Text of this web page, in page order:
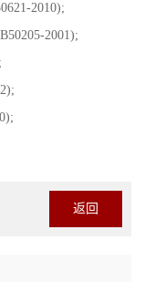
2010);
2001);
返回